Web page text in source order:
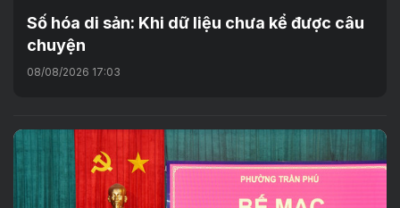
Số hóa di sản: Khi dữ liệu chưa kể được câu
chuyện
08/08/2026 17:03